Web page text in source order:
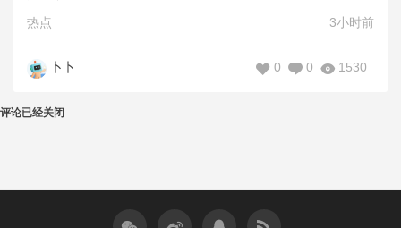
热点 3小时前
卜卜 1530
0
0
评论已经关闭